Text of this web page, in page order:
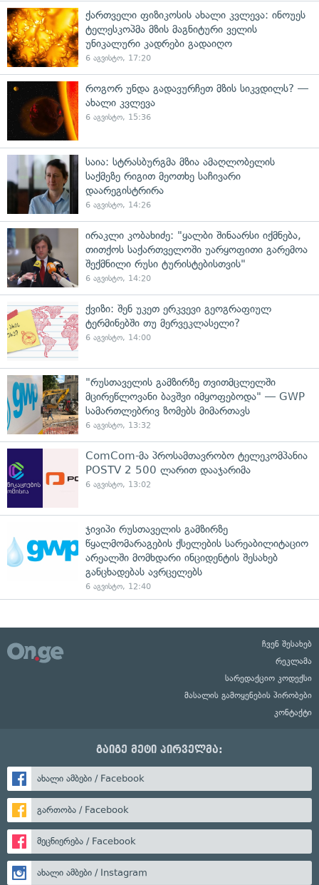
ქართველი ფიზიკოსის ახალი კვლევა: ინოუეს
ტელესკოპმა მზის მაგნიტური ველის
უნიკალური კადრები გადაიღო
6 აგვისტო, 17:20
როგორ უნდა გადავურჩეთ მზის სიკვდილს? —
ახალი კვლევა
6 აგვისტო, 15:36
საია: სტრასბურგმა მზია ამაღლობელის
საქმეზე რიგით მეოთხე საჩივარი
დაარეგისტრირა
6 აგვისტო, 14:26
ირაკლი კობახიძე: "ყალბი შინაარსი იქმნება,
თითქოს საქართველოში უარყოფითი გარემოა
შექმნილი რუსი ტურისტებისთვის"
6 აგვისტო, 14:20
ქვიზი: შენ უკეთ ერკვევი გეოგრაფიულ
ტერმინებში თუ მერვეკლასელი?
6 აგვისტო, 14:00
"რუსთაველის გამზირზე თვითმცლელში
მცირეწლოვანი ბავშვი იმყოფებოდა" — GWP
სამართლებრივ ზომებს მიმართავს
6 აგვისტო, 13:32
ComCom-მა პროსამთავრობო ტელეკომპანია
POSTV 2 500 ლარით დააჯარიმა
6 აგვისტო, 13:02
ჯივიპი რუსთაველის გამზირზე
წყალმომარაგების ქსელების სარეაბილიტაციო
არეალში მომხდარი ინციდენტის შესახებ
განცხადებას ავრცელებს
6 აგვისტო, 12:40
ჩვენ შესახებ
რეკლამა
სარედაქციო კოდექსი
მასალის გამოყენების პირობები
კონტაქტი
გაიგე მეტი პირველმა:
ახალი ამბები / Facebook
გართობა / Facebook
მეცნიერება / Facebook
ახალი ამბები / Instagram